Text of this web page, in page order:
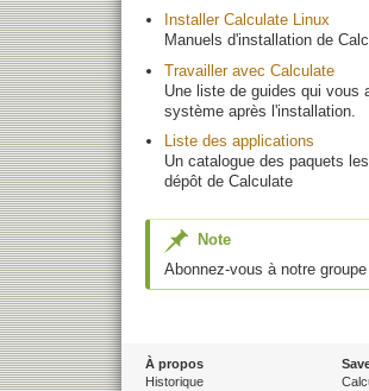
Installer Calculate Linux
Manuels d'installation de
Travailler avec Calculate
Une liste de guides qui vous
système après l'installation.
Liste des applications
Un catalogue des paquets
dépôt de Calculate
Note
Abonnez-vous à notre groupe
À propos
Historique